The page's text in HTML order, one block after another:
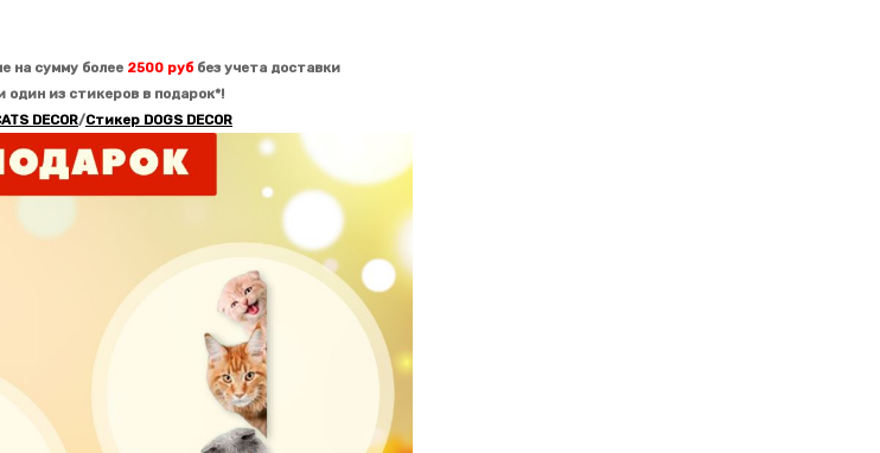
на сумму более 2500 руб без учета доставки
один из стикеров в подарок*!
DECOR/Стикер DOGS DECOR